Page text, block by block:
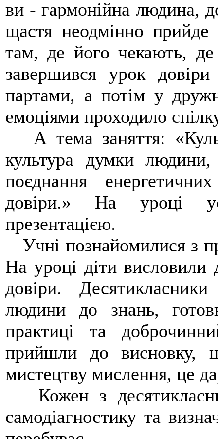
ви - гармонійна людина,
щастя неодмінно
там, де його чекають,
завершився урок
партами, а потім у
емоціями проходило
А тема заняття:
культура думки людини,
поєднання
довіри.» На уроці
презентацією.
Учні познайомилися з
На уроці діти
довіри.
людини до знань,
практиці та
прийшли до висновку,
мистецтву мислення, це
Кожен з
самодіагностику та